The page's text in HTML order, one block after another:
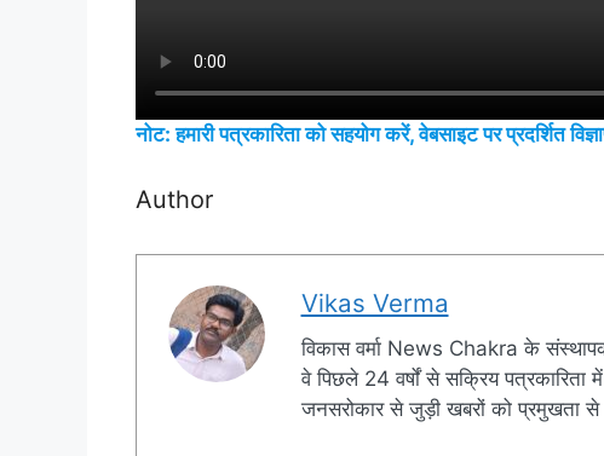
नोट: हमारी पत्रकारिता को सहयोग करें, वेबसाइट पर प्रदर्शित
Author
Vikas Verma
विकास वर्मा News Chakra के
वे पिछले 24 वर्षों से सक्रिय
जनसरोकार से जुड़ी खबरों को प्रमुखता से